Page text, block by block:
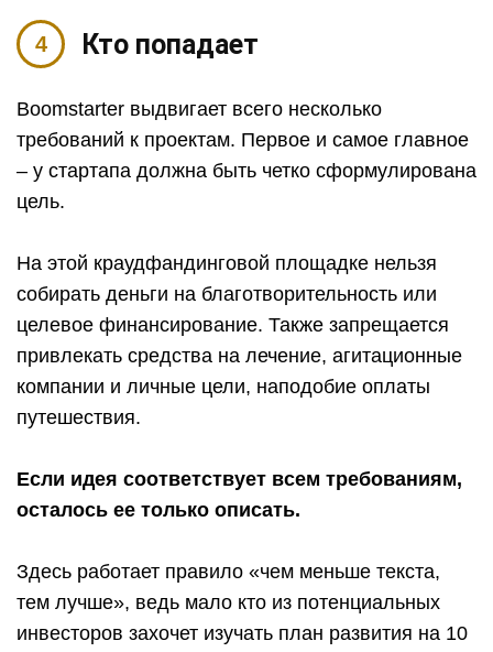
Кто попадает
Boomstarter выдвигает всего несколько
требований к проектам. Первое и самое главное
– у стартапа должна быть четко сформулирована
цель.
На этой краудфандинговой площадке нельзя
собирать деньги на благотворительность или
целевое финансирование. Также запрещается
привлекать средства на лечение, агитационные
компании и личные цели, наподобие оплаты
путешествия.
Если идея соответствует всем требованиям,
осталось ее только описать.
Здесь работает правило «чем меньше текста,
тем лучше», ведь мало кто из потенциальных
инвесторов захочет изучать план развития на 10